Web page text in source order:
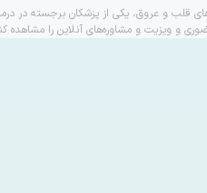
و عروق، یکی از پزشکان برجسته در
و ویزیت و مشاوره‌های آنلاین را مشاهده